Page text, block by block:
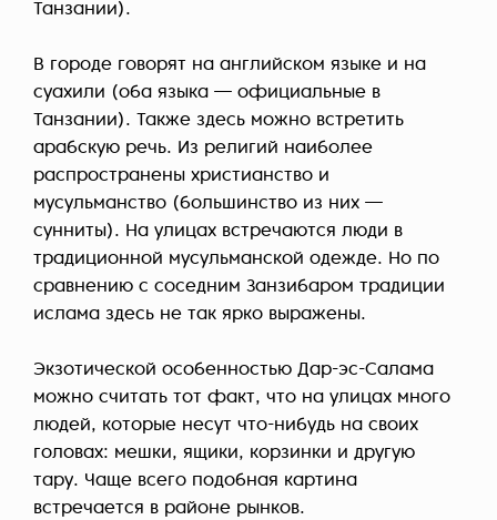
Танзании).
В городе говорят на английском языке и на
суахили (оба языка — официальные в
Танзании). Также здесь можно встретить
арабскую речь. Из религий наиболее
распространены христианство и
мусульманство (большинство из них —
сунниты). На улицах встречаются люди в
традиционной мусульманской одежде. Но по
сравнению с соседним Занзибаром традиции
ислама здесь не так ярко выражены.
Экзотической особенностью Дар-эс-Салама
можно считать тот факт, что на улицах много
людей, которые несут что-нибудь на своих
головах: мешки, ящики, корзинки и другую
тару. Чаще всего подобная картина
встречается в районе рынков.